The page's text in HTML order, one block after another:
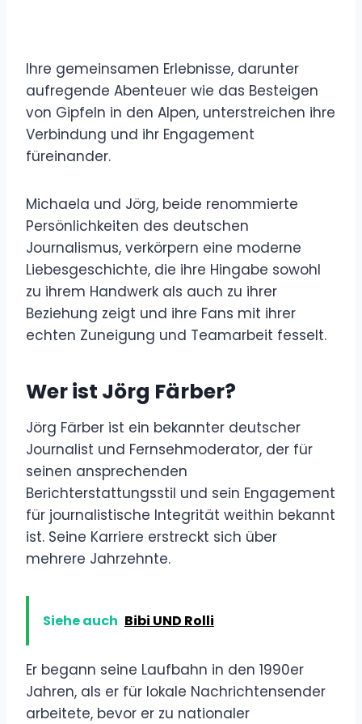
Ihre gemeinsamen Erlebnisse, darunter
aufregende Abenteuer wie das Besteigen
von Gipfeln in den Alpen, unterstreichen ihre
Verbindung und ihr Engagement
füreinander.
Michaela und Jörg, beide renommierte
Persönlichkeiten des deutschen
Journalismus, verkörpern eine moderne
Liebesgeschichte, die ihre Hingabe sowohl
zu ihrem Handwerk als auch zu ihrer
Beziehung zeigt und ihre Fans mit ihrer
echten Zuneigung und Teamarbeit fesselt.
Wer ist Jörg Färber?
Jörg Färber ist ein bekannter deutscher
Journalist und Fernsehmoderator, der für
seinen ansprechenden
Berichterstattungsstil und sein Engagement
für journalistische Integrität weithin bekannt
ist. Seine Karriere erstreckt sich über
mehrere Jahrzehnte.
Siehe auch Bibi UND Rolli
Er begann seine Laufbahn in den 1990er
Jahren, als er für lokale Nachrichtensender
arbeitete, bevor er zu nationaler